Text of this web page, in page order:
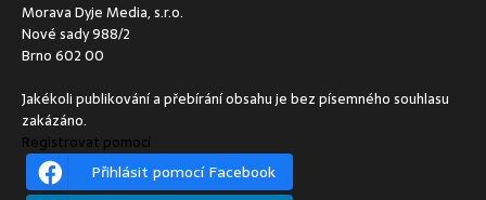
Morava Dyje Media, s.r.o.
Nové sady 988/2
Brno 602 00
Jakékoli publikování a přebírání obsahu je bez písemného souhlasu
zakázáno.
Registrovat pomocí
Přihlásit pomocí Facebook